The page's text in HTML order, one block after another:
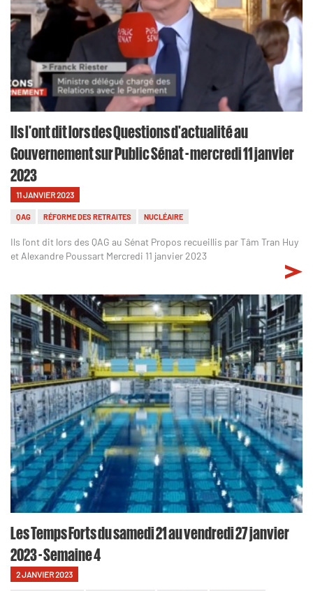
Ils l'ont dit lors des Questions d'actualité au
Gouvernement sur Public Sénat - mercredi 11 janvier
2023
11 JANVIER 2023
QAG RÉFORME DES RETRAITES NUCLÉAIRE
Ils l'ont dit lors des QAG au Sénat Propos recueillis par Tâm Tran Huy
et Alexandre Poussart Mercredi 11 janvier 2023
Les Temps Forts du samedi 21 au vendredi 27 janvier
2023 - Semaine 4
2 JANVIER 2023